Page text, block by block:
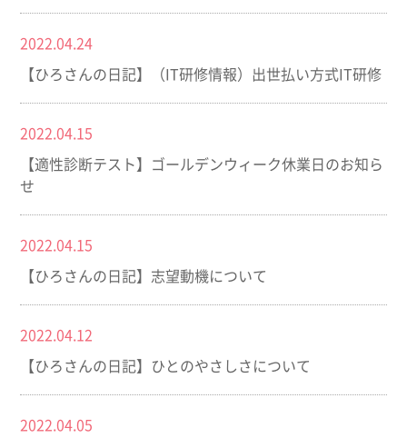
2022.04.24
【ひろさんの日記】（IT研修情報）出世払い方式IT研修
2022.04.15
【適性診断テスト】ゴールデンウィーク休業日のお知ら
せ
2022.04.15
【ひろさんの日記】志望動機について
2022.04.12
【ひろさんの日記】ひとのやさしさについて
2022.04.05